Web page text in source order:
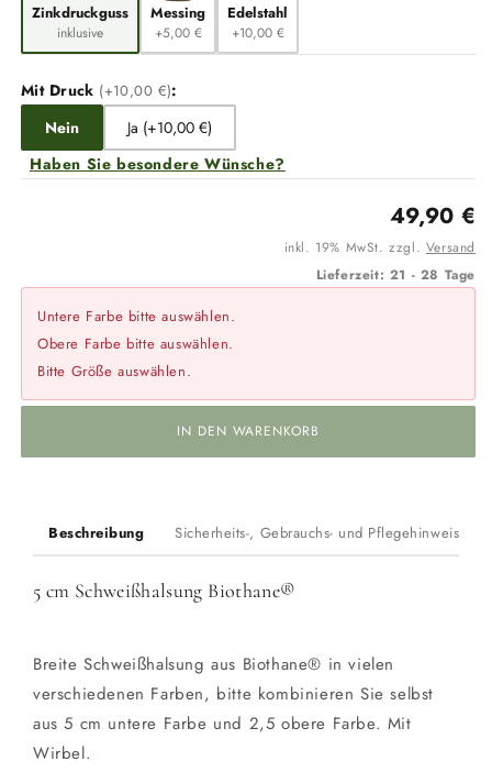
Zinkdruckguss
inklusive
Messing
+5,00 €
Edelstahl
+10,00 €
Mit Druck (+10,00 €):
Nein
Ja (+10,00 €)
Haben Sie besondere Wünsche?
49,90 €
inkl. 19% MwSt. zzgl. Versand
Lieferzeit: 21 - 28 Tage
Untere Farbe bitte auswählen.
Obere Farbe bitte auswählen.
Bitte Größe auswählen.
IN DEN WARENKORB
Beschreibung Sicherheits-, Gebrauchs- und Pflegehinweise
5 cm Schweißhalsung Biothane®
Breite Schweißhalsung aus Biothane® in vielen
verschiedenen Farben, bitte kombinieren Sie selbst
aus 5 cm untere Farbe und 2,5 obere Farbe. Mit
Wirbel.